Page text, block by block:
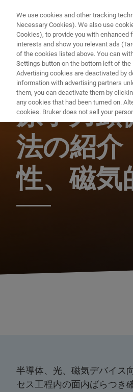
AFM ウェビナー
原子力顕
法の紹介
性、磁気
半導体、光、磁気デバイス
セス工程内の面内ばらつき
We use cookies and other tracking
Necessary Cookies). We also use
Cookies), to provide you with
interests and show you relevant ads
of the cookies listed above. You can
Settings button on the bottom left of the
Advertising cookies are deactivated by
information with advertising partners
them, you can deactivate them by
any cookies that had been turned on.
cookies. Bruker does not sell your